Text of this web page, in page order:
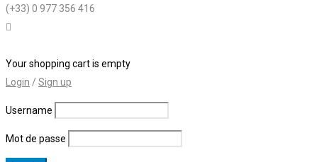
(+33) 0 977 356 416
Your shopping cart is empty
Login / Sign up
Username
Mot de passe